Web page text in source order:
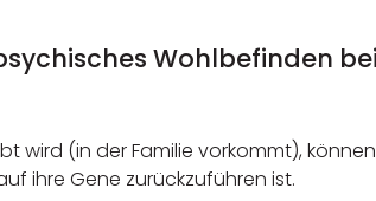
Wohlbefinden
wird (in der Familie vorkommt),
ihre Gene zurückzuführen ist.